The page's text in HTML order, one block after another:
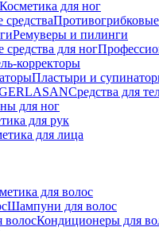
Косметика для ног
Противогрибковые
Ремуверы и пилинги
корректоры
Пластыри и
Средства для
для ног
для рук
для лица
для волос
Шампуни для волос
Кондиционеры для